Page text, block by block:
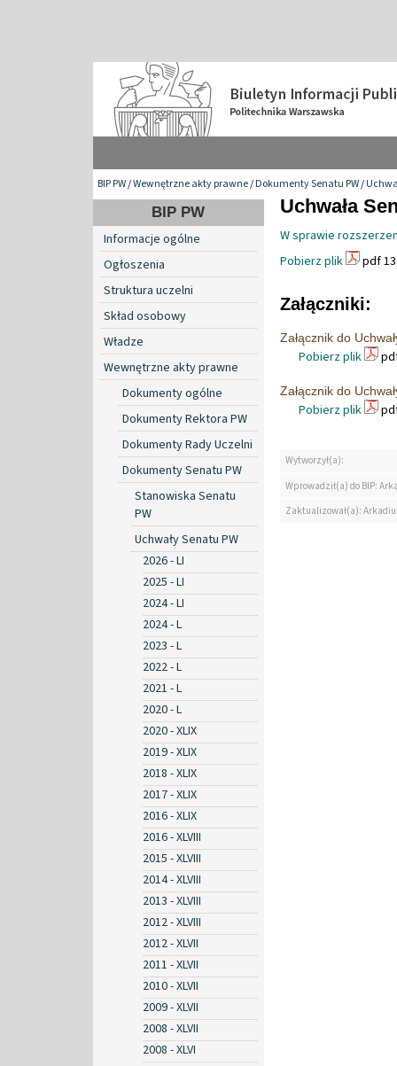
BIP PW/Wewnętrzne akty prawne/Dokumenty Senatu PW/
BIP PW
Informacje ogólne
Ogłoszenia
Struktura uczelni
Skład osobowy
Władze
Wewnętrzne akty prawne
Dokumenty ogólne
Dokumenty Rektora PW
Dokumenty Rady Uczelni
Dokumenty Senatu PW
Stanowiska Senatu
PW
Uchwały Senatu PW
2026 - LI
2025 - LI
2024 - LI
2024 - L
2023 - L
2022 - L
2021 - L
2020 - L
2020 - XLIX
2019 - XLIX
2018 - XLIX
2017 - XLIX
2016 - XLIX
2016 - XLVIII
2015 - XLVIII
2014 - XLVIII
2013 - XLVIII
2012 - XLVIII
2012 - XLVII
2011 - XLVII
2010 - XLVII
2009 - XLVII
2008 - XLVII
2008 - XLVI
Uchwała
W sprawie
Pobierz plik
pdf
Załączniki:
Załącznik do
Pobierz plik
Załącznik do
Pobierz plik
Wytworzył(a):
Wprowadził(a) do BIP:
Zaktualizował(a):